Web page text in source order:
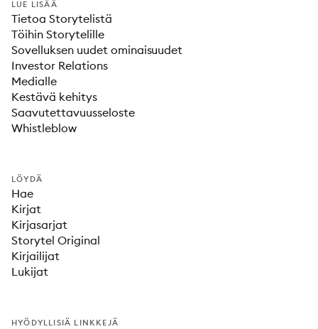
LUE LISÄÄ
Tietoa Storytelistä
Töihin Storytelille
Sovelluksen uudet ominaisuudet
Investor Relations
Medialle
Kestävä kehitys
Saavutettavuusseloste
Whistleblow
LÖYDÄ
Hae
Kirjat
Kirjasarjat
Storytel Original
Kirjailijat
Lukijat
HYÖDYLLISIÄ LINKKEJÄ